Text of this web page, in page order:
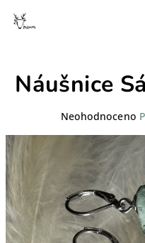
Náušnice
Průměrné
produktu
0,0
5
hvězdiček.
Neohodnoceno